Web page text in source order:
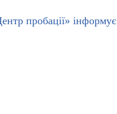
пробації» інформує